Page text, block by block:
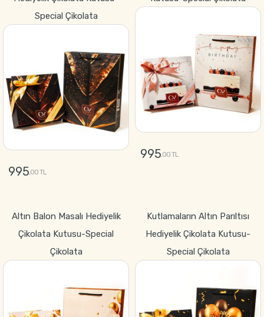
Special Çikolata
995,00 TL
995,00 TL
Altın Balon Masalı Hediyelik
Çikolata Kutusu-Special
Çikolata
Kutlamaların Altın Parıltısı
Hediyelik Çikolata Kutusu-
Special Çikolata